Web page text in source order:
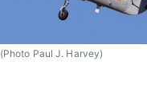
(Photo Paul J. Harvey)